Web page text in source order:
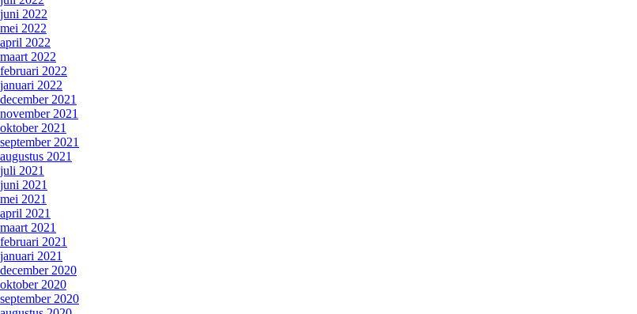
juni 2022
mei 2022
april 2022
maart 2022
februari 2022
januari 2022
december 2021
november 2021
oktober 2021
september 2021
augustus 2021
juli 2021
juni 2021
mei 2021
april 2021
maart 2021
februari 2021
januari 2021
december 2020
oktober 2020
september 2020